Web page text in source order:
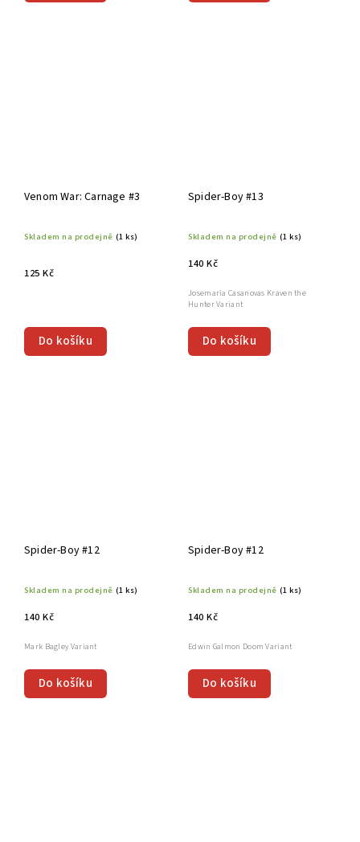
Venom War: Carnage #3
Skladem na prodejně (1 ks)
125 Kč
Do košíku
Spider-Boy #13
Skladem na prodejně (1 ks)
140 Kč
Do košíku
Josemaria Casanovas Kraven the
Hunter Variant
Spider-Boy #12
Skladem na prodejně (1 ks)
140 Kč
Do košíku
Mark Bagley Variant
Spider-Boy #12
Skladem na prodejně (1 ks)
140 Kč
Do košíku
Edwin Galmon Doom Variant